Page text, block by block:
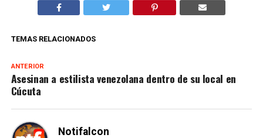
TEMAS RELACIONADOS
ANTERIOR
Asesinan a estilista venezolana dentro de su local en
Cúcuta
Notifalcon